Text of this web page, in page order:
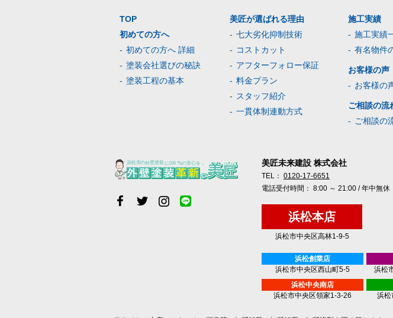
TOP
初めての方へ
初めての方へ 詳細
塗装会社選びの秘訣
塗装工程の基本
美匠が選ばれる理由
七大劣化抑制技術
コストカット
アフターフォロー保証
料金プラン
スタッフ紹介
一貫体制連動方式
施工実績
施工実績
有名物件
お客様の声
お客様の
ご相談の流
ご相談の
美匠未来建設 株式会社
TEL： 0120-17-6651
電話受付時間： 8:00 ～ 21:00 / 年中無休
浜松本店
浜松市中央区高林1-9-5
浜松創業店
浜松市中央区西山町5-5
浜松
浜松中央南店
浜松市中央区領家1-3-26
浜松